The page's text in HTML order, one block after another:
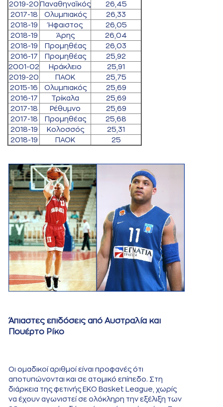
2019-20 Παναθηναϊκός
26,45
2017-18
Ολυμπιακός
26,33
2018-19
Ήφαιστος
26,05
2018-19
Άρης
26,04
2018-19
Προμηθέας
26,03
2016-17
Προμηθέας
25,92
2001-02
Ηράκλειο
25,91
2019-20
ΠΑΟΚ
25,75
2015-16
Ολυμπιακός
25,69
2016-17
Τρίκαλα
25,69
2017-18
Ρέθυμνο
25,69
2017-18
Προμηθέας
25,68
2018-19
Κολοσσός
25,31
2018-19
ΠΑΟΚ 25
Άπιαστες επιδόσεις από Αυστραλία και
Πουέρτο Ρίκο
Οι ομαδικοί αριθμοί είναι προφανές ότι
αποτυπώνονται και σε ατομικό επίπεδο. Στη
διάρκεια της φετινής ΕΚΟ Basket League, χωρίς
να έχουν αγωνιστεί σε ολόκληρη την εξέλιξη των